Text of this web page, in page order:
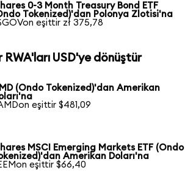
0-3 Month Treasury Bond ETF
Tokenized)'dan Polonya Zlotisi'na
eşittir zł 375,78
RWA'ları USD'ye dönüştür
(Ondo Tokenized)'dan Amerikan
eşittir $481,09
MSCI Emerging Markets ETF (Ondo
Amerikan Doları'na
eşittir $66,40